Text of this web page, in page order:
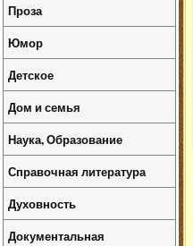
Проза
Юмор
Детское
Дом и семья
Наука, Образование
Справочная литература
Духовность
Документальная